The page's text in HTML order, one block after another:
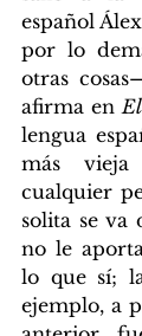
español
por lo
otras
afirma en
lengua
más
cualquier
solita se va
no le
lo que sí;
ejemplo, a